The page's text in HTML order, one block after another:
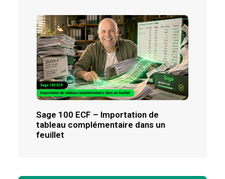
Sage 100 ECF – Importation de
tableau complémentaire dans un
feuillet